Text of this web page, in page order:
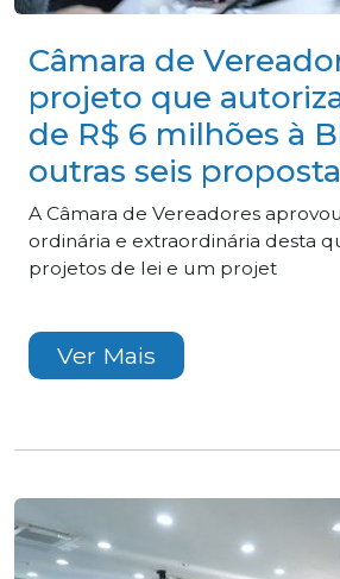
Câmara de
projeto que
de R$ 6 milhões à
outras seis
A Câmara de Vereadores
ordinária e extraordinária desta
projetos de lei e um projet
Ver Mais